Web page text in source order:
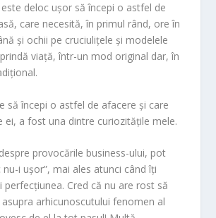
deloc ușor să începi o astfel de
care necesită, în primul rând, ore în
și ochii pe cruciulițele și modelele
viață, într-un mod original dar, în
să începi o astfel de afacere și care
ei, a fost una dintre curiozitățile mele.
provocările business-ului, pot
nu-i ușor”, mai ales atunci când îți
perfecțiunea. Cred că nu are rost să
arhicunoscutului fenomen al